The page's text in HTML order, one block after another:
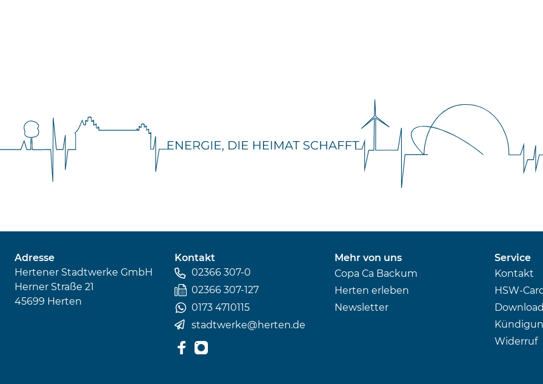
Adresse
Hertener Stadtwerke GmbH
Herner Straße 21
45699 Herten
Kontakt
02366 307-0
02366 307-127
0173 4710115
stadtwerke@herten.de
Mehr von uns
Copa Ca Backum
Herten erleben
Newsletter
Service
Kontakt
HSW-
Widerruf